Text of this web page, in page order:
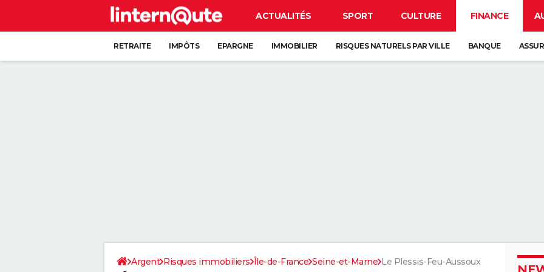
ACTUALITÉS SPORT CULTURE FINANCE
RETRAITE IMPÔTS EPARGNE IMMOBILIER RISQUES NATURELS PAR VILLE BANQUE
Argent Risques immobiliers Île-de-France Seine-et-Marne Le Plessis-Feu-Aussoux